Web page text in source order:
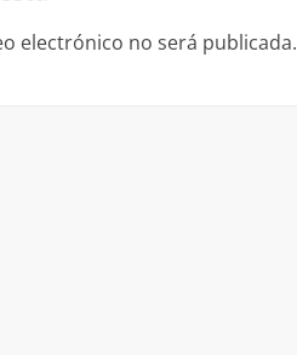
electrónico no será publicada.